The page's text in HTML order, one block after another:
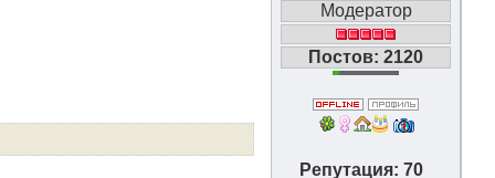
Модератор
Постов: 2120
Репутация: 70